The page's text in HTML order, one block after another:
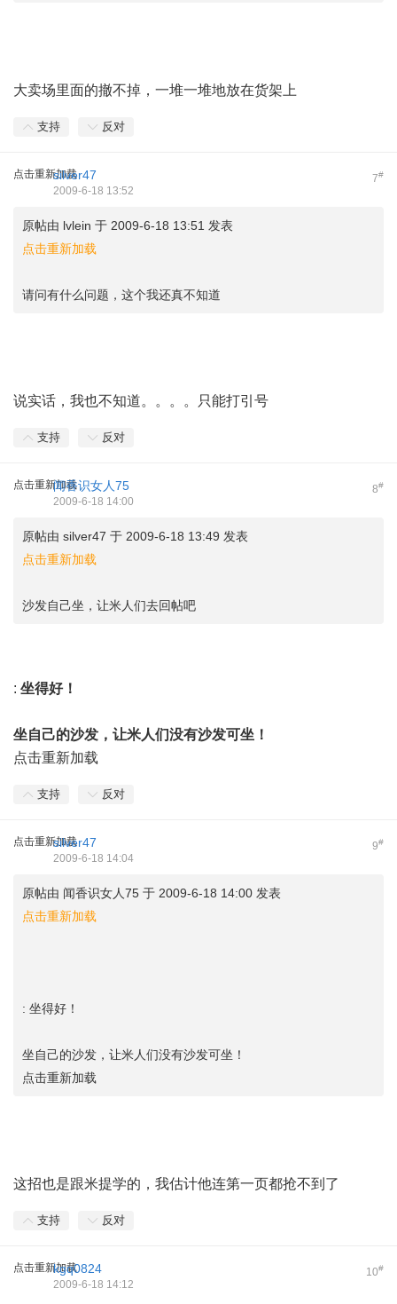
大卖场里面的撤不掉，一堆一堆地放在货架上
支持 反对
点击重新加载 7#
silver47
2009-6-18 13:52
原帖由 lvlein 于 2009-6-18 13:51 发表
点击重新加载
请问有什么问题，这个我还真不知道
说实话，我也不知道。。。。只能打引号
支持 反对
点击重新加载 8#
闻香识女人75
2009-6-18 14:00
原帖由 silver47 于 2009-6-18 13:49 发表
点击重新加载
沙发自己坐，让米人们去回帖吧
: 坐得好！
坐自己的沙发，让米人们没有沙发可坐！
点击重新加载
支持 反对
点击重新加载 9#
silver47
2009-6-18 14:04
原帖由 闻香识女人75 于 2009-6-18 14:00 发表
点击重新加载
: 坐得好！
坐自己的沙发，让米人们没有沙发可坐！
点击重新加载
这招也是跟米提学的，我估计他连第一页都抢不到了
支持 反对
点击重新加载 10#
kgq0824
2009-6-18 14:12